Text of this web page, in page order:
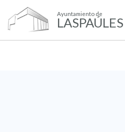
Ayuntamiento de
LASPAÚLES